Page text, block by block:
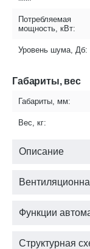
Потребляемая
мощность, кВт:
Уровень шума, Дб:
Габариты, вес
Габариты, мм:
Вес, кг:
Описание
Функции
Структурная